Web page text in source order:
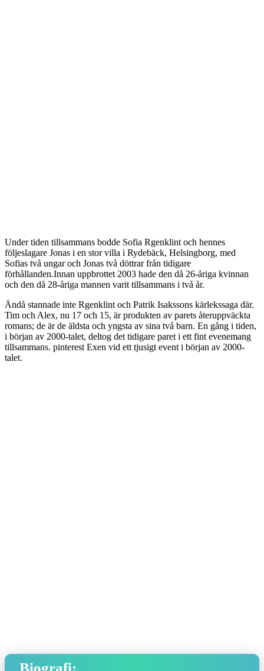
Under tiden tillsammans bodde Sofia Rgenklint och hennes
följeslagare Jonas i en stor villa i Rydebäck, Helsingborg, med
Sofias två ungar och Jonas två döttrar från tidigare
förhållanden.Innan uppbrottet 2003 hade den då 26-åriga kvinnan
och den då 28-åriga mannen varit tillsammans i två år.
Ändå stannade inte Rgenklint och Patrik Isakssons kärlekssaga där.
Tim och Alex, nu 17 och 15, är produkten av parets återuppväckta
romans; de är de äldsta och yngsta av sina två barn. En gång i tiden,
i början av 2000-talet, deltog det tidigare paret i ett fint evenemang
tillsammans. pinterest Exen vid ett tjusigt event i början av 2000-
talet.
Biografi: